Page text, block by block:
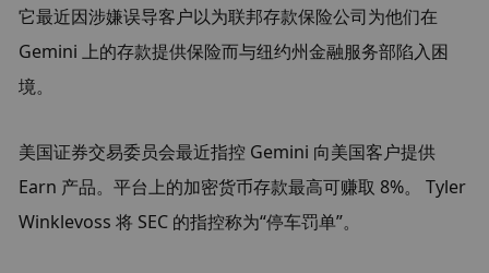
它最近因涉嫌误导客户以为联邦存款保险公司为他们在
Gemini 上的存款提供保险而与纽约州金融服务部陷入困
境。
美国证券交易委员会最近指控 Gemini 向美国客户提供
Earn 产品。平台上的加密货币存款最高可赚取 8%。 Tyler
Winklevoss 将 SEC 的指控称为“停车罚单”。